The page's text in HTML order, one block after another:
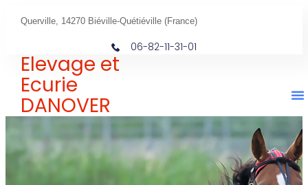
Querville, 14270 Biéville-Quétiéville (France)
06-82-11-31-01
Elevage et
Ecurie
DANOVER